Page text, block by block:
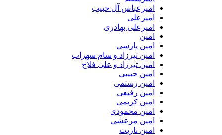
امیرعباس آل حبیب
امیرعلی
امیرعلی بهادری
امین پارسی
امین تیرزاد و سام سهراب
امین تیرزاد و علی فلاح
امین حبیبی
امین رستمی
امین رفیعی
امین کریمی
امین محمودی
امین مرعشی
امین ناریت